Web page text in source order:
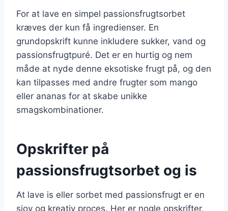
For at lave en simpel passionsfrugtsorbet
kræves der kun få ingredienser. En
grundopskrift kunne inkludere sukker, vand og
passionsfrugtpuré. Det er en hurtig og nem
måde at nyde denne eksotiske frugt på, og den
kan tilpasses med andre frugter som mango
eller ananas for at skabe unikke
smagskombinationer.
Opskrifter på
passionsfrugtsorbet og is
At lave is eller sorbet med passionsfrugt er en
sjov og kreativ proces. Her er nogle opskrifter,